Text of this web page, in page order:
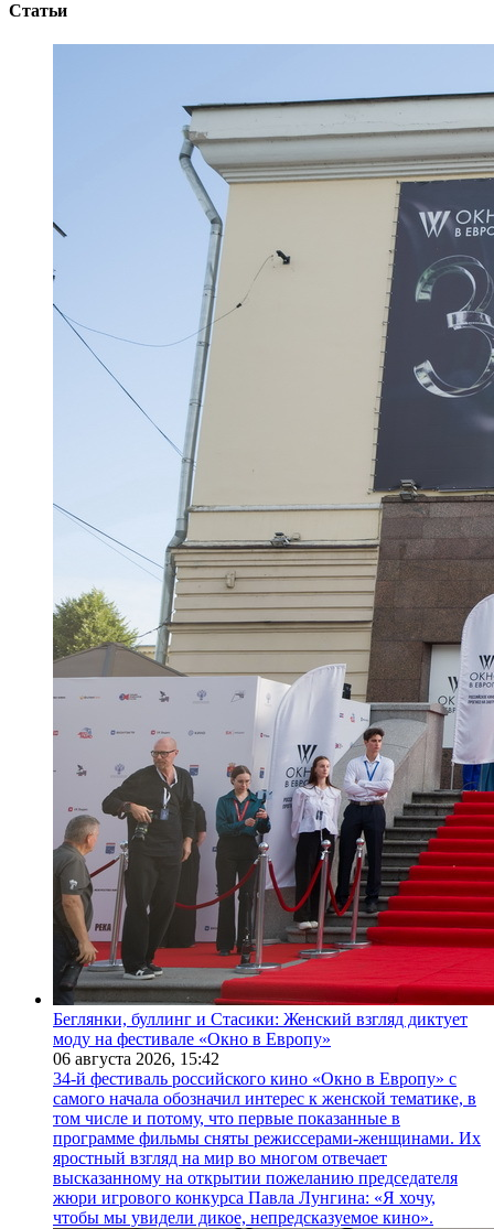
Статьи
Беглянки, буллинг и Стасики: Женский взгляд диктует
моду на фестивале «Окно в Европу»
06 августа 2026, 15:42
34-й фестиваль российского кино «Окно в Европу» с
самого начала обозначил интерес к женской тематике, в
том числе и потому, что первые показанные в
программе фильмы сняты режиссерами-женщинами. Их
яростный взгляд на мир во многом отвечает
высказанному на открытии пожеланию председателя
жюри игрового конкурса Павла Лунгина: «Я хочу,
чтобы мы увидели дикое, непредсказуемое кино».